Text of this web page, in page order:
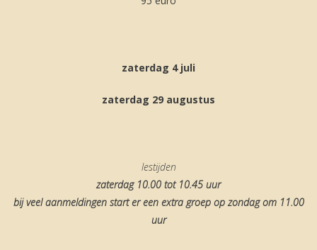
zaterdag 4 juli
zaterdag 29 augustus
lestijden
zaterdag 10.00 tot 10.45 uur
bij veel aanmeldingen start er een extra groep op zondag om 11.00
uur